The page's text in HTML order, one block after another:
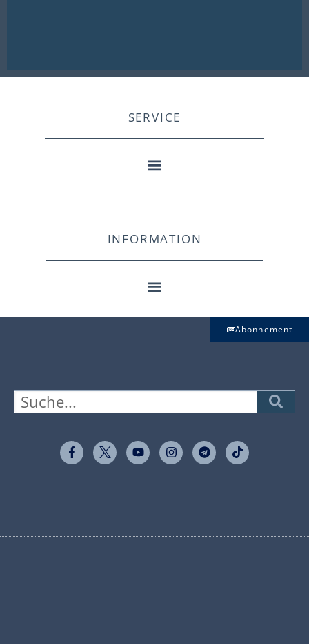
SERVICE
INFORMATION
Abonnement